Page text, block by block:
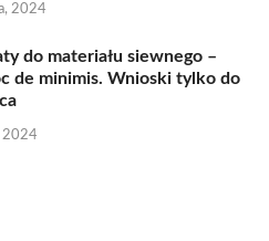
2024
do materiału siewnego –
de minimis. Wnioski tylko do
2024